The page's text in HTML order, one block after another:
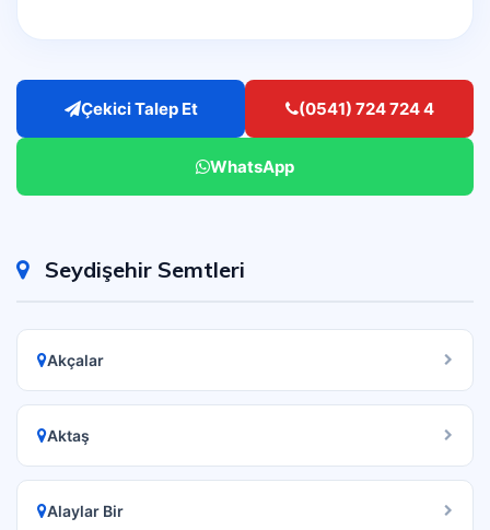
Çekici Talep Et (0541) 724 724 4
WhatsApp
Seydişehir Semtleri
Akçalar
Aktaş
Alaylar Bir